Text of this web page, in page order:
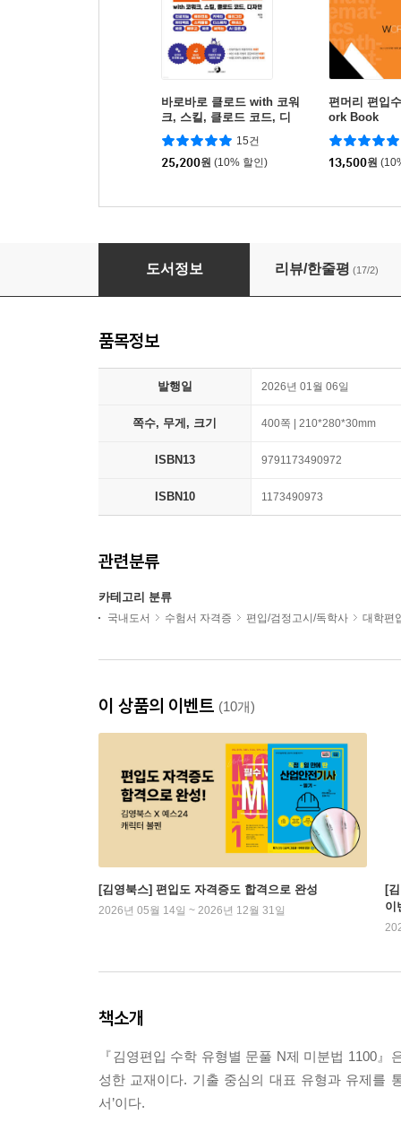
바로바로 클로드 with 코워
크, 스킬, 클로드 코드, 디
자인
15건
25,200원 (10% 할인)
편머리 편입
ork Book
13,500원
김영편입 수학 유형별 문풀 N제 미분법 1100
도서정보 리뷰/한줄평 (17/2)
품목정보
발행일 2026년 01월 06일
쪽수, 무게, 크기 400쪽 | 210*280*30mm
ISBN13 9791173490972
ISBN10 1173490973
관련분류
카테고리 분류
국내도서 수험서 자격증 편입/검정고시/독학사 대학편
이 상품의 이벤트 (10개)
[김영북스] 편입도 자격증도 합격으로 완성
2026년 05월 14일 ~ 2026년 12월 31일
[
이
책소개
『김영편입 수학 유형별 문풀 N제 미분법 1100
성한 교재이다. 기출 중심의 대표 유형과 유제를
서’이다.